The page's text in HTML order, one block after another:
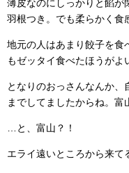
薄皮なのにしっかりと餡が
羽根つき。でも柔らかく食
地元の人はあまり餃子を食
もゼッタイ食べたほうがよ
となりのおっさんなんか、
までしてましたからね。富
…と、富山？！
エライ遠いところから来て